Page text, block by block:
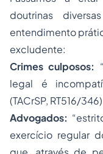
doutrinas
entendimento
excludente:
Crimes culposos:
legal é
(TACrSP, RT516/346)
Advogados:
exercício regular